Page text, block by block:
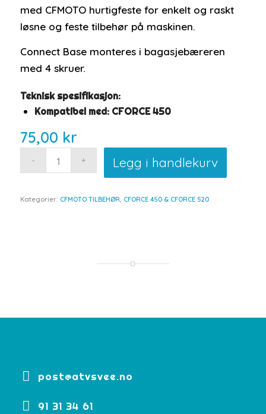
med CFMOTO hurtigfeste for enkelt og raskt
løsne og feste tilbehør på maskinen.
Connect Base monteres i bagasjebæreren
med 4 skruer.
Teknisk spesifikasjon:
Kompatibel med: CFORCE 450
75,00 kr
Legg i handlekurv
Kategorier: CFMOTO TILBEHØR, CFORCE 450 & CFORCE 520
post@atvsvee.no
91 31 34 61